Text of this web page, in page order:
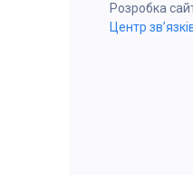
Розробка
Центр